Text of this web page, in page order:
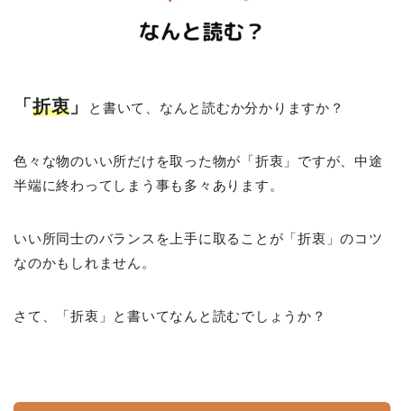
「 折衷 」 と書いて、なんと読むか分かりますか？
色々な物のいい所だけを取った物が「折衷」ですが、中途
半端に終わってしまう事も多々あります。
いい所同士のバランスを上手に取ることが「折衷」のコツ
なのかもしれません。
さて、「折衷」と書いてなんと読むでしょうか？